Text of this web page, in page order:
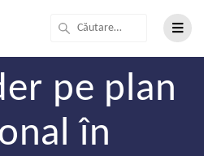
pe plan
în